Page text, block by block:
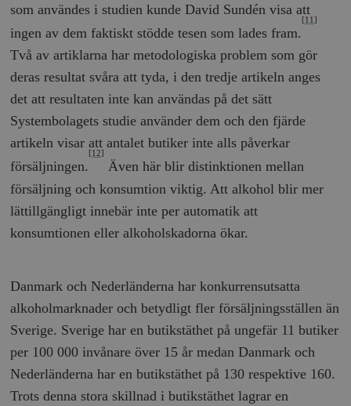
som användes i studien kunde David Sundén visa att
ingen av dem faktiskt stödde tesen som lades fram.
[11]
Två av artiklarna har metodologiska problem som gör
deras resultat svåra att tyda, i den tredje artikeln anges
det att resultaten inte kan användas på det sätt
Systembolagets studie använder dem och den fjärde
artikeln visar att antalet butiker inte alls påverkar
försäljningen.
[12]
Även här blir distinktionen mellan
försäljning och konsumtion viktig. Att alkohol blir mer
lättillgängligt innebär inte per automatik att
konsumtionen eller alkoholskadorna ökar.
Danmark och Nederländerna har konkurrensutsatta
alkoholmarknader och betydligt fler försäljningsställen än
Sverige. Sverige har en butikstäthet på ungefär 11 butiker
per 100 000 invånare över 15 år medan Danmark och
Nederländerna har en butikstäthet på 130 respektive 160.
Trots denna stora skillnad i butikstäthet lagrar en